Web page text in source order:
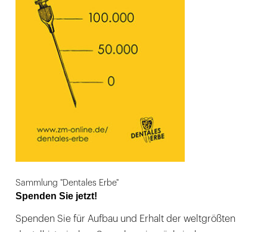
Sammlung "Dentales Erbe"
Spenden Sie jetzt!
Spenden Sie für Aufbau und Erhalt der weltgrößten